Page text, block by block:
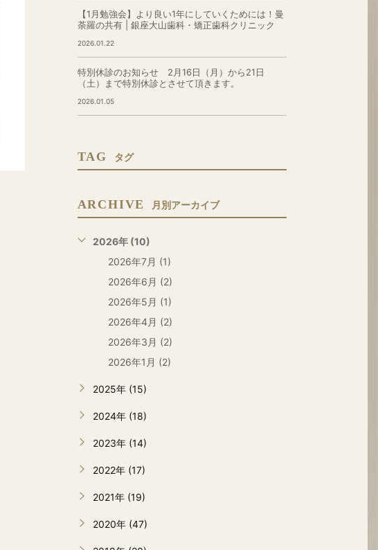
【1月勉強会】より良い1年にしていくためには！曼
荼羅の共有 | 銀座大山歯科・矯正歯科クリニック
2026.01.22
特別休診のお知らせ 2月16日（月）から21日
（土）まで特別休診とさせて頂きます。
2026.01.05
TAG タグ
ARCHIVE 月別アーカイブ
2026年 (10)
2026年7月 (1)
2026年6月 (2)
2026年5月 (1)
2026年4月 (2)
2026年3月 (2)
2026年1月 (2)
2025年 (15)
2024年 (18)
2023年 (14)
2022年 (17)
2021年 (19)
2020年 (47)